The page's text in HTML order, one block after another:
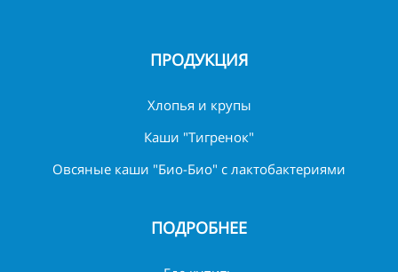
ПРОДУКЦИЯ
Хлопья и крупы
Каши "Тигренок"
Овсяные каши "Био-Био" с лактобактериями
ПОДРОБНЕЕ